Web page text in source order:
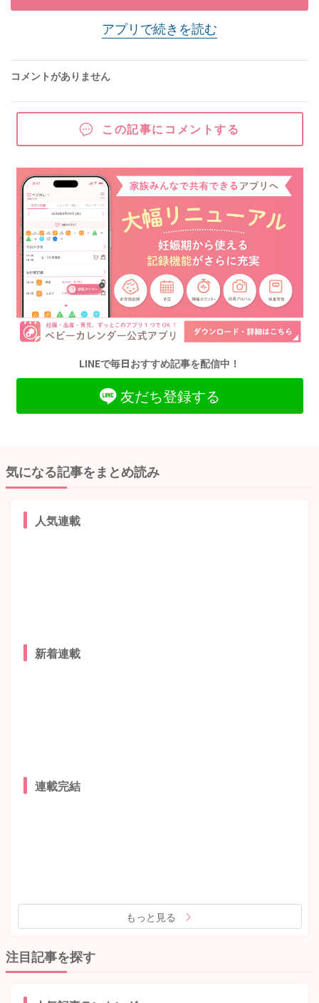
アプリで続きを読む
コメントがありません
この記事にコメントする
LINEで毎日おすすめ記事を配信中！
友だち登録する
気になる記事をまとめ読み
人気連載
新着連載
連載完結
もっと見る
注目記事を探す